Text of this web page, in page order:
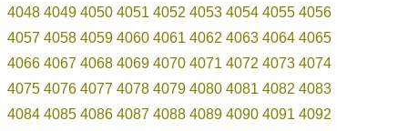
4048 4049 4050 4051 4052 4053 4054 4055 4056
4057 4058 4059 4060 4061 4062 4063 4064 4065
4066 4067 4068 4069 4070 4071 4072 4073 4074
4075 4076 4077 4078 4079 4080 4081 4082 4083
4084 4085 4086 4087 4088 4089 4090 4091 4092